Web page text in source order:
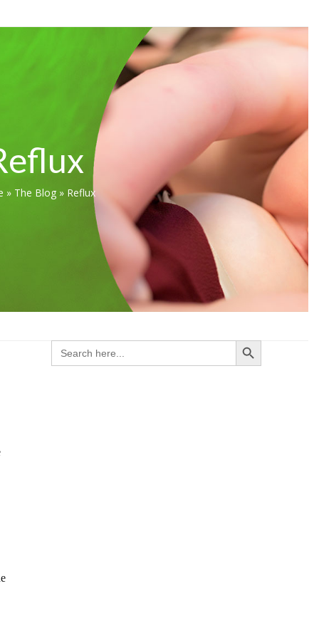
» The Blog » Reflux
Search
for:
Search Button